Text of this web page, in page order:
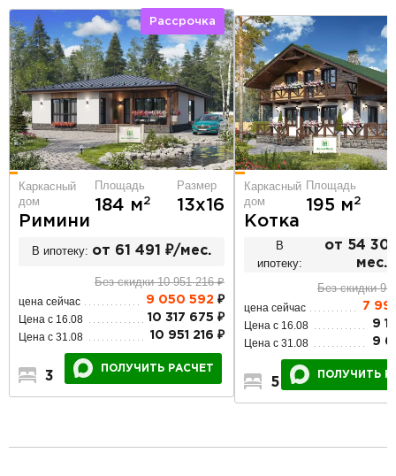
Рассрочка
Каркасный
дом
Римини
Площадь
184 м2
Размер
13х16
В ипотеку: от 61 491 ₽/мес.
Без скидки 10 951 216 ₽
цена сейчас 9 050 592 ₽
Цена с 16.08 10 317 675 ₽
Цена с 31.08 10 951 216 ₽
3
ПОЛУЧИТЬ РАСЧЕТ
Каркасный
дом
Котка
Площадь
195 м2
В
ипотеку:
от 54
мес.
Без скидки 9
цена сейчас 7
Цена с 16.08 9
Цена с 31.08 9
5 3 2
ПОЛУЧИТЬ